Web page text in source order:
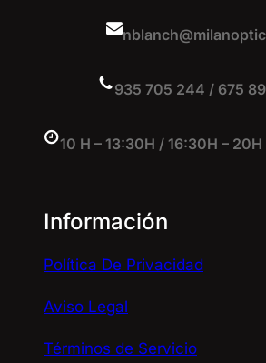
935 705 244 / 675
10 H – 13:30H / 16:30H – 20H
Información
Política De Privacidad
Aviso Legal
Términos de Servicio